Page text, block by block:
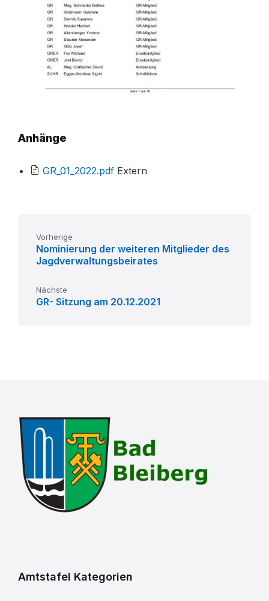
Anhänge
GR_01_2022.pdf File
Extern
Vorherige
Nominierung der weiteren Mitglieder des
Jagdverwaltungsbeirates
Nächste
GR- Sitzung am 20.12.2021
Amtstafel Kategorien